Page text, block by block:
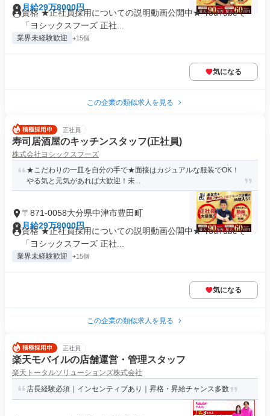
月給29万8000円
資格 ★正社員採用についての説明動画公開中★ YouTubeで
「ヨシックスフーズ 正社...
業界未経験歓迎 +15個
気になる
この企業の類似求人を見る
正社員
寿司居酒屋のキッチンスタッフ(正社員)
株式会社ヨシックスフーズ
★こだわりの一皿を自分の手で★面接はカジュアルな服装でOK！
やる気と元気があれば大歓迎！未...
〒871-0058大分県中津市豊田町
月給29万8000円
資格 ★正社員採用についての説明動画公開中★ YouTubeで
「ヨシックスフーズ 正社...
業界未経験歓迎 +15個
気になる
この企業の類似求人を見る
正社員
楽天モバイルの店舗運営・管理スタッフ
楽天トータルソリューションズ株式会社
店長経験必須｜インセンティブあり｜昇格・昇給チャンス多数